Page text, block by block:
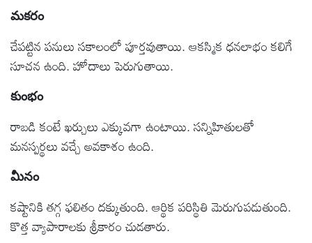
మకరం
చేపట్టిన పనులు సకాలంలో పూర్తవుతాయి. ఆకస్మిక ధనలాభం కలిగే
సూచన ఉంది. హోదాలు పెరుగుతాయి.
కుంభం
రాబడి కంటే ఖర్చులు ఎక్కువగా ఉంటాయి. సన్నిహితులతో
మనస్పర్థలు వచ్చే అవకాశం ఉంది.
మీనం
కష్టానికి తగ్గ ఫలితం దక్కుతుంది. ఆర్థిక పరిస్థితి మెరుగుపడుతుంది.
కొత్త వ్యాపారాలకు శ్రీకారం చుడతారు.